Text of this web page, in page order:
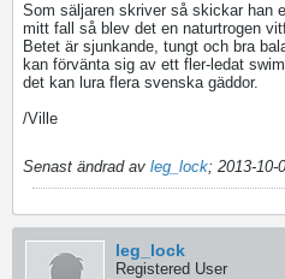
Som säljaren skriver så skickar han
mitt fall så blev det en naturtrogen
Betet är sjunkande, tungt och bra
kan förvänta sig av ett fler-ledat
det kan lura flera svenska gäddor.
/Ville
Senast ändrad av leg_lock; 2013-10-
leg_lock
Registered User